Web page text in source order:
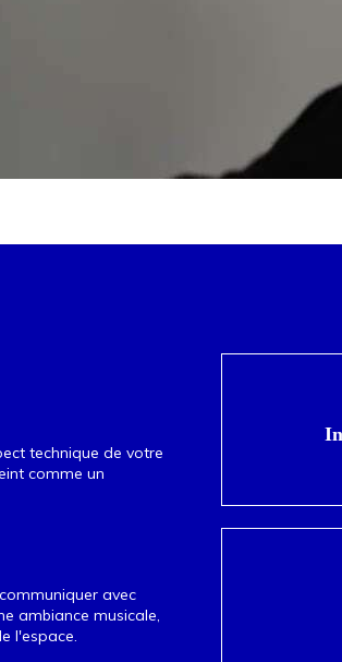
technique de votre
comme un
avec
ambiance musicale,
l'espace.